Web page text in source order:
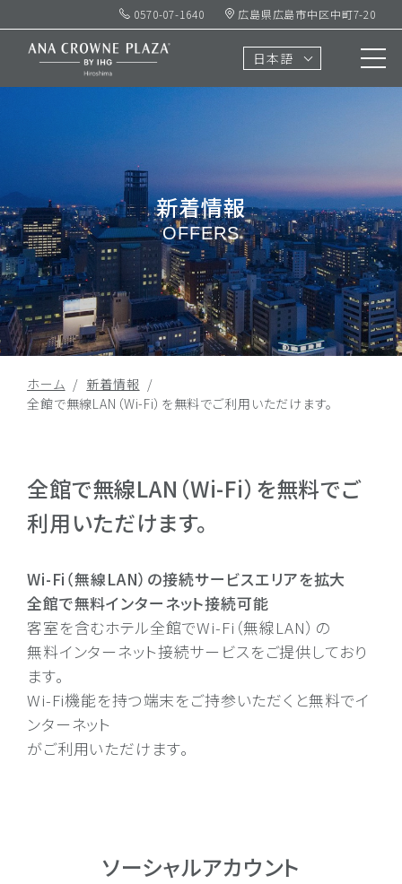
0570-07-1640 広島県広島市中区中町7-20
日本語
新着情報
OFFERS
ホーム
新着情報
全館で無線LAN（Wi-Fi）を無料でご利用いただけます。
全館で無線LAN（Wi-Fi）を無料でご
利用いただけます。
Wi-Fi（無線LAN）の接続サービスエリアを拡大
全館で無料インターネット接続可能
客室を含むホテル全館でWi-Fi（無線LAN）の
無料インターネット接続サービスをご提供しており
ます。
Wi-Fi機能を持つ端末をご持参いただくと無料でイ
ンターネット
がご利用いただけます。
ソーシャルアカウント